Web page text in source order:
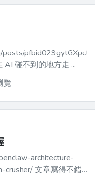
往 AI 碰不到的地方走 ...
覽
architecture-
章寫得不錯